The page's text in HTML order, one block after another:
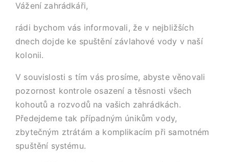
Vážení zahrádkáři,
rádi bychom vás informovali, že v nejbližších
dnech dojde ke spuštění závlahové vody v naší
kolonii.
V souvislosti s tím vás prosíme, abyste věnovali
pozornost kontrole osazení a těsnosti všech
kohoutů a rozvodů na vašich zahrádkách.
Předejdeme tak případným únikům vody,
zbytečným ztrátám a komplikacím při samotném
spuštění systému.